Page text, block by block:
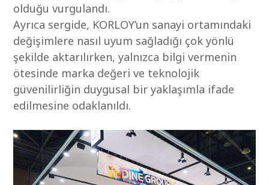
olduğu vurgulandı.
Ayrıca sergide, KORLOY’un sanayi ortamındaki
değişimlere nasıl uyum sağladığı çok yönlü
şekilde aktarılırken, yalnızca bilgi vermenin
ötesinde marka değeri ve teknolojik
güvenilirliğin duygusal bir yaklaşımla ifade
edilmesine odaklanıldı.